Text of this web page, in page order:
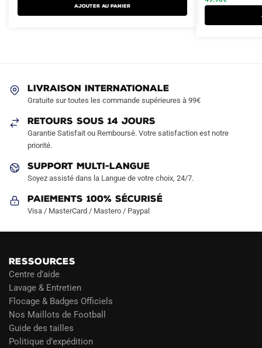
AJOUTER AU PANIER
choisies
la
page
produit
plusieurs
variations.
page
LIVRAISON INTERNATIONALE
Gratuite sur toutes les commande supérieures à 99€
RETOURS SOUS 14 JOURS
Garantie Satisfait ou Remboursé. Votre satisfaction est notre
priorité.
SUPPORT MULTI-LANGUE
Soyez assisté dans la Langue de votre choix, 24/7.
Paiements 100% Sécurisé
Visa / MasterCard / Mastero / Paypal
RESSOURCES
Centre d’aide
Lavage & Entretien
Flocage & Badges Officiels
Nos Maillots de Football
Guide des tailles
Politique d’expédition